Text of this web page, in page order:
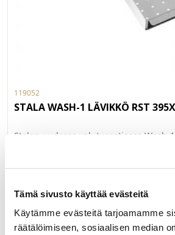
Tämä sivusto käyttää evästeitä
Käytämme evästeitä tarjoamamme
räätälöimiseen, sosiaalisen median
119052
STALA WASH-1 LÄVIKKÖ RST
Stalan uudessa valutusastiassa Wash-
valutat kasviksia sekä vihanneksia.
kuvioitu ruostumaton teräs. Sopii
TILAUSTUOTE